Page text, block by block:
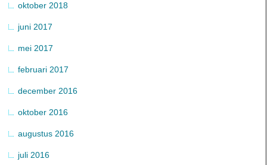
oktober 2018
juni 2017
mei 2017
februari 2017
december 2016
oktober 2016
augustus 2016
juli 2016